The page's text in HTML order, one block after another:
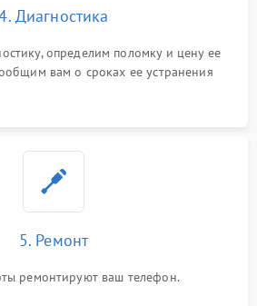
Диагностика
определим поломку и цену ее
вам о сроках ее устранения
5. Ремонт
ремонтируют ваш телефон.